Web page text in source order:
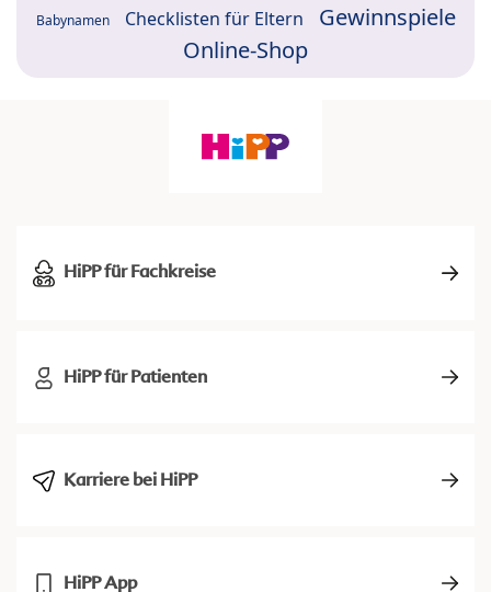
Babynamen Checklisten für Eltern
Gewinnspiele
Online-Shop
HiPP für Fachkreise
HiPP für Patienten
Karriere bei HiPP
HiPP App